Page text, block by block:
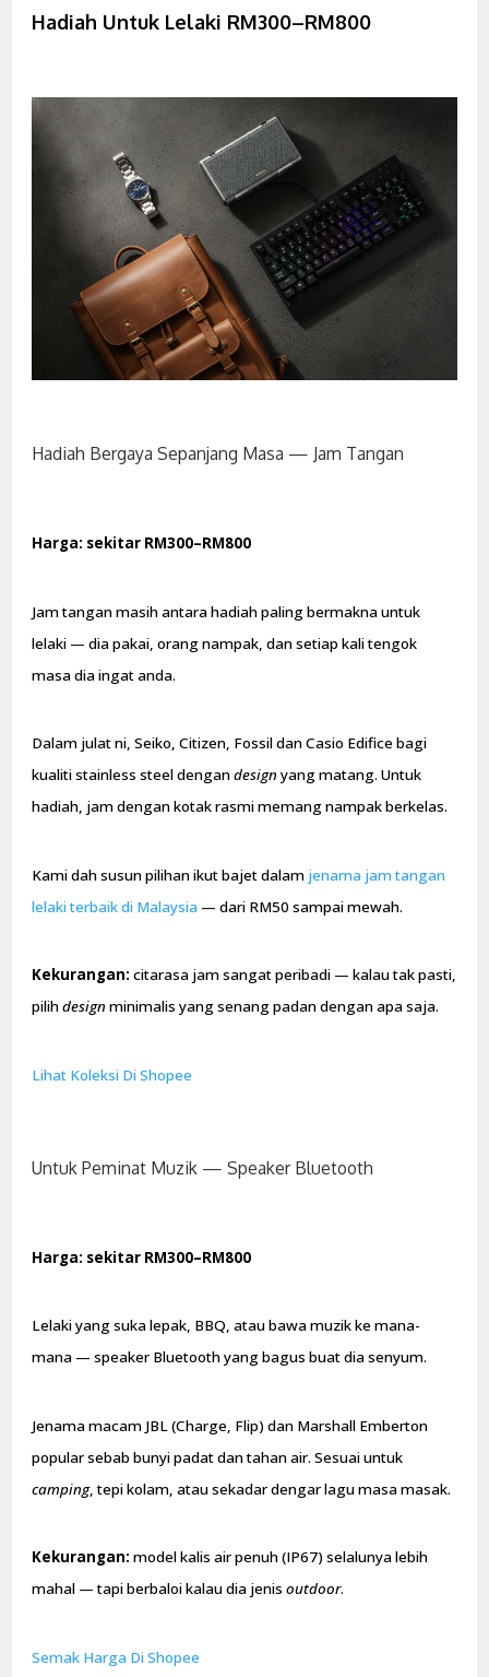
Hadiah Untuk Lelaki RM300–RM800
Hadiah Bergaya Sepanjang Masa — Jam Tangan
Harga: sekitar RM300–RM800
Jam tangan masih antara hadiah paling bermakna untuk
lelaki — dia pakai, orang nampak, dan setiap kali tengok
masa dia ingat anda.
Dalam julat ni, Seiko, Citizen, Fossil dan Casio Edifice bagi
kualiti stainless steel dengandesign yang matang. Untuk
hadiah, jam dengan kotak rasmi memang nampak berkelas.
Kami dah susun pilihan ikut bajet dalam jenama jam tangan
lelaki terbaik di Malaysia — dari RM50 sampai mewah.
Kekurangan: citarasa jam sangat peribadi — kalau tak pasti,
pilihdesign minimalis yang senang padan dengan apa saja.
Lihat Koleksi Di Shopee
Untuk Peminat Muzik — Speaker Bluetooth
Harga: sekitar RM300–RM800
Lelaki yang suka lepak, BBQ, atau bawa muzik ke mana-
mana — speaker Bluetooth yang bagus buat dia senyum.
Jenama macam JBL (Charge, Flip) dan Marshall Emberton
popular sebab bunyi padat dan tahan air. Sesuai untuk
camping, tepi kolam, atau sekadar dengar lagu masa masak.
Kekurangan: model kalis air penuh (IP67) selalunya lebih
mahal — tapi berbaloi kalau dia jenisoutdoor.
Semak Harga Di Shopee